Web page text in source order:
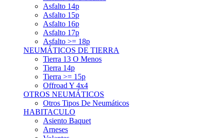
Asfalto 15p
Asfalto 16p
Asfalto 17p
Asfalto >= 18p
NEUMÁTICOS DE TIERRA
Tierra 13 O Menos
Tierra 14p
Tierra >= 15p
Offroad Y 4x4
OTROS NEUMÁTICOS
Otros Tipos De Neumáticos
HABITACULO
Asiento Baquet
Arneses
Volantes
Pedales